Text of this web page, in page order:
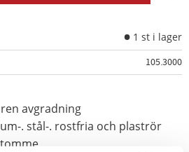
1 st i lager
105.3000
avgradning
. stål-. rostfria och plaströr